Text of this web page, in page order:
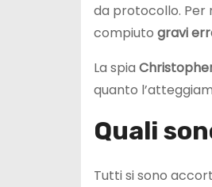
da protocollo. Per
compiuto gravi
La spia
quanto
Quali
Tutti si sono